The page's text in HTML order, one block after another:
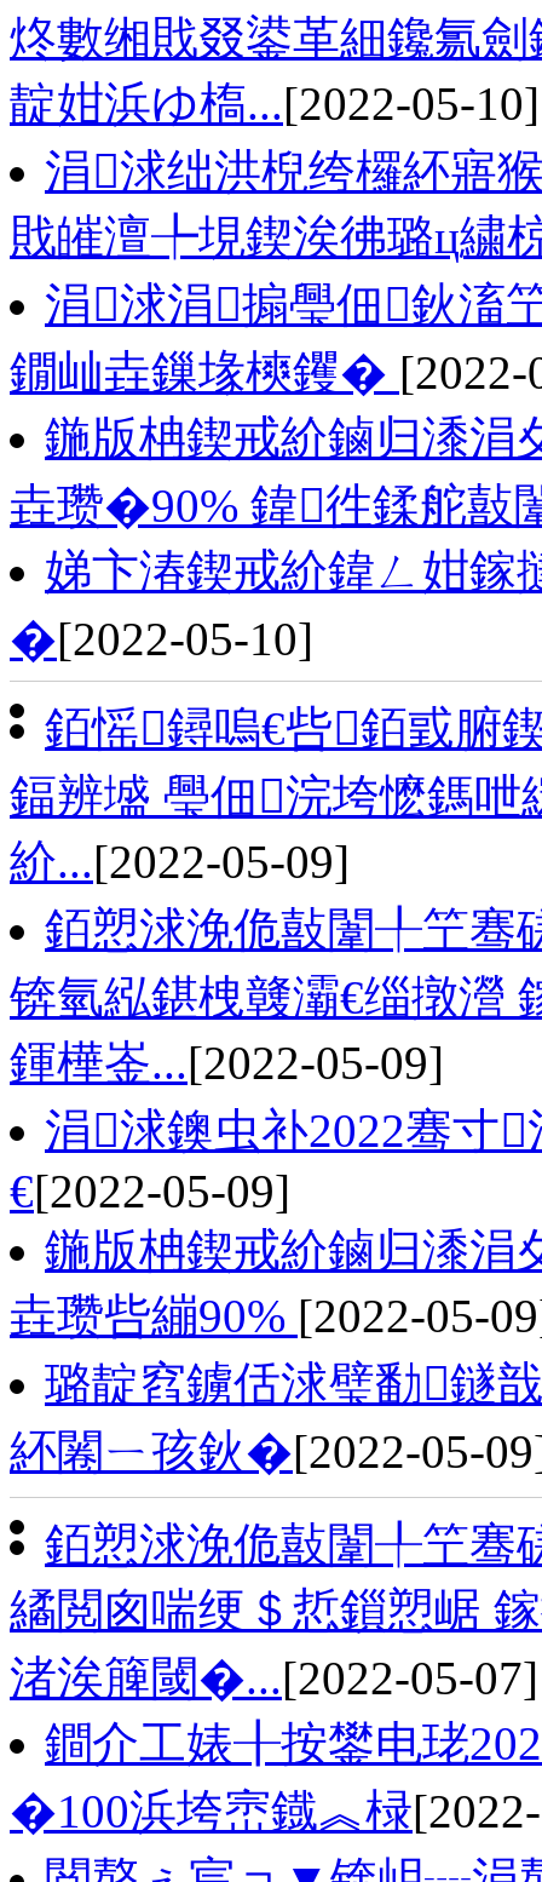
炵數缃戝叕鍙革細鑱氱
靛姏浜ゆ槗...[2022-05-10]
涓浗绌洪棿绔欏紑寤
戝皠澶╄垷鍥涘彿璐ц繍
涓浗涓搧璺佃鈥滀
鐗屾垚鏁堟樉钁� [2022-
鍦版柟鍥戒紒鏀归潻涓
垚瓒�90% 鍏徃鍒舵
娣卞湷鍥戒紒鍏ㄥ姏鎵
�[2022-05-10]
銆愮鐞嗚€呰銆戜腑
鍢辨墭 璺佃浣垮懡鎷呭
紒...[2022-05-09]
銆愬浗浼佹敼闈╀笁骞
锛氫紭鍖栧竷灞€缁撴瀯
鍕樺崟...[2022-05-09]
涓浗鐭虫补2022骞寸
€[2022-05-09]
鍦版柟鍥戒紒鏀归潻涓
垚瓒呰繃90% [2022-05-
璐靛窞鐪佸浗璧勫鐩
紑闂ㄧ孩鈥�[2022-05-
銆愬浗浼佹敼闈╀笁骞
繘閲囪喘绠＄悊鎻愬崌
渚涘簲閾�...[2022-05-07]
鐧介工婊╂按鐢电珯
�100浜垮崈鐡︽椂